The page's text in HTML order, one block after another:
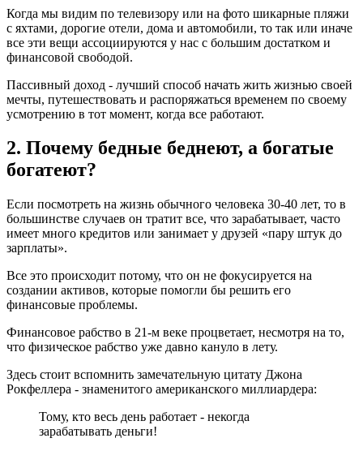
Когда мы видим по телевизору или на фото шикарные пляжи
с яхтами, дорогие отели, дома и автомобили, то так или иначе
все эти вещи ассоциируются у нас с большим достатком и
финансовой свободой.
Пассивный доход - лучший способ начать жить жизнью своей
мечты, путешествовать и распоряжаться временем по своему
усмотрению в тот момент, когда все работают.
2. Почему бедные беднеют, а богатые
богатеют?
Если посмотреть на жизнь обычного человека 30-40 лет, то в
большинстве случаев он тратит все, что зарабатывает, часто
имеет много кредитов или занимает у друзей «пару штук до
зарплаты».
Все это происходит потому, что он не фокусируется на
создании активов, которые помогли бы решить его
финансовые проблемы.
Финансовое рабство в 21-м веке процветает, несмотря на то,
что физическое рабство уже давно кануло в лету.
Здесь стоит вспомнить замечательную цитату Джона
Рокфеллера - знаменитого американского миллиардера:
Тому, кто весь день работает - некогда
зарабатывать деньги!